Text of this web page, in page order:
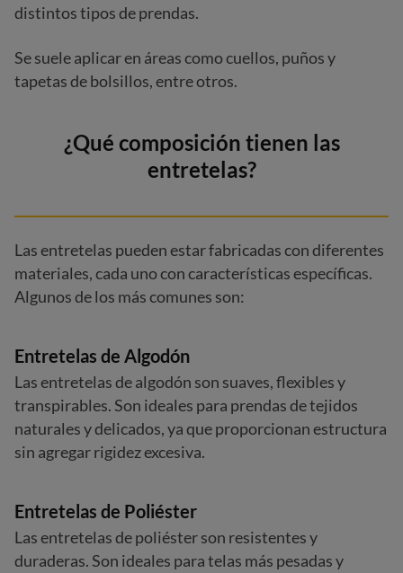
distintos tipos de prendas.
Se suele aplicar en áreas como cuellos, puños y
tapetas de bolsillos, entre otros.
¿Qué composición tienen las
entretelas?
Las entretelas pueden estar fabricadas con diferentes
materiales, cada uno con características específicas.
Algunos de los más comunes son:
Entretelas de Algodón
Las entretelas de algodón son suaves, flexibles y
transpirables. Son ideales para prendas de tejidos
naturales y delicados, ya que proporcionan estructura
sin agregar rigidez excesiva.
Entretelas de Poliéster
Las entretelas de poliéster son resistentes y
duraderas. Son ideales para telas más pesadas y